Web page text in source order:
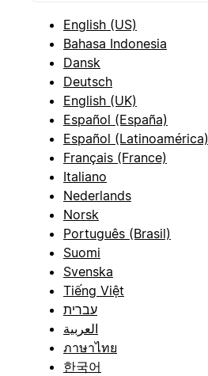
English (US)
Bahasa Indonesia
Dansk
Deutsch
English (UK)
Español (España)
Español (Latinoamérica)
Français (France)
Italiano
Nederlands
Norsk
Português (Brasil)
Suomi
Svenska
Tiếng Việt
עברית
العربية
ภาษาไทย
한국어